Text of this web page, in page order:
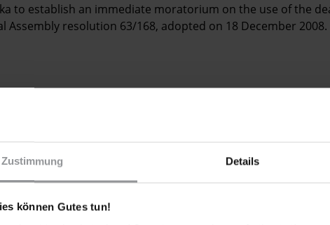
Zustimmung Details
können Gutes tun!
to establish an immediate moratorium on the use of the
Assembly resolution 63/168, adopted on 18 December 2008.
LUFTPOSTBRIEFE
Lukaschenko, Andrei Zhuk und Vasily Yuzepchuk zu
mit der am 18. Dezember 2008 verabschiedeten
umgehend ein Hinrichtungsmoratorium zu verhängen.